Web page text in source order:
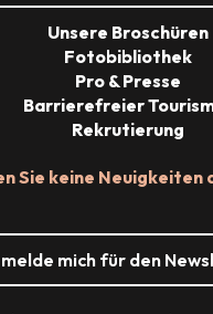
Sie keine Neuigkeiten
melde mich für den
Unsere Broschüren
Fotobibliothek
Pro & Presse
Barrierefreier
Rekrutierung